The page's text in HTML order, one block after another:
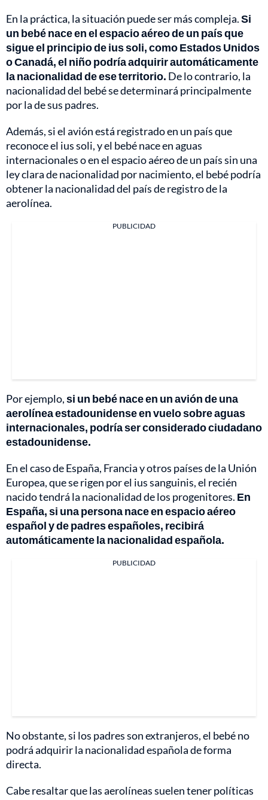
En la práctica, la situación puede ser más compleja.Si
un bebé nace en el espacio aéreo de un país que
sigue el principio de ius soli, como Estados Unidos
o Canadá, el niño podría adquirir automáticamente
la nacionalidad de ese territorio. De lo contrario, la
nacionalidad del bebé se determinará principalmente
por la de sus padres.
Además, si el avión está registrado en un país que
reconoce el ius soli, y el bebé nace en aguas
internacionales o en el espacio aéreo de un país sin una
ley clara de nacionalidad por nacimiento, el bebé podría
obtener la nacionalidad del país de registro de la
aerolínea.
PUBLICIDAD
Por ejemplo,si un bebé nace en un avión de una
aerolínea estadounidense en vuelo sobre aguas
internacionales, podría ser considerado ciudadano
estadounidense.
En el caso de España, Francia y otros países de la Unión
Europea, que se rigen por el ius sanguinis, el recién
nacido tendrá la nacionalidad de los progenitores. En
España, si una persona nace en espacio aéreo
español y de padres españoles, recibirá
automáticamente la nacionalidad española.
PUBLICIDAD
No obstante, si los padres son extranjeros, el bebé no
podrá adquirir la nacionalidad española de forma
directa.
Cabe resaltar que las aerolíneas suelen tener políticas